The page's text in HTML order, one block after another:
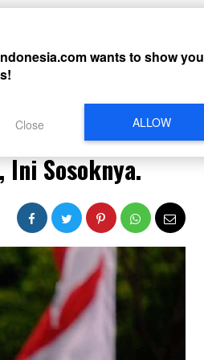
Sosoknya.
wants to show you
ALLOW
Close